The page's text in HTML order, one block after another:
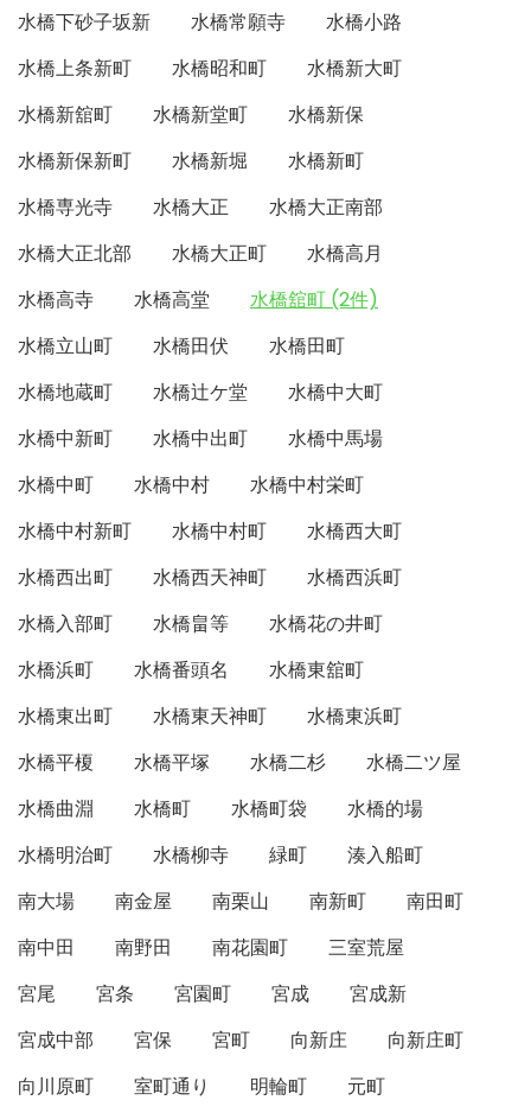
水橋下砂子坂新
水橋常願寺
水橋小路
水橋上条新町
水橋昭和町
水橋新大町
水橋新舘町
水橋新堂町
水橋新保
水橋新保新町
水橋新堀
水橋新町
水橋専光寺
水橋大正
水橋大正南部
水橋大正北部
水橋大正町
水橋高月
水橋高寺
水橋高堂
水橋舘町 (2件)
水橋立山町
水橋田伏
水橋田町
水橋地蔵町
水橋辻ケ堂
水橋中大町
水橋中新町
水橋中出町
水橋中馬場
水橋中町
水橋中村
水橋中村栄町
水橋中村新町
水橋中村町
水橋西大町
水橋西出町
水橋西天神町
水橋西浜町
水橋入部町
水橋畠等
水橋花の井町
水橋浜町
水橋番頭名
水橋東舘町
水橋東出町
水橋東天神町
水橋東浜町
水橋平榎
水橋平塚 水橋二杉
水橋二ツ屋
水橋曲淵
水橋町 水橋町袋
水橋的場
水橋明治町
水橋柳寺 緑町
湊入船町
南大場
南金屋 南栗山 南新町
南田町
南中田
南野田 南花園町
三室荒屋
宮尾
宮条 宮園町 宮成
宮成新
宮成中部
宮保 宮町 向新庄
向新庄町
向川原町
室町通り 明輪町 元町